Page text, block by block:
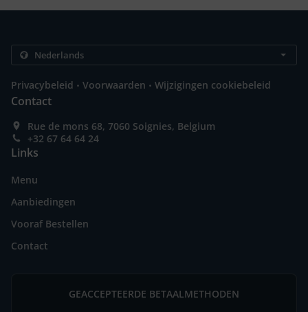
Privacybeleid . Voorwaarden . Wijzigingen cookiebeleid
Contact
Rue de mons 68, 7060 Soignies, Belgium
+32 67 64 64 24
Links
Menu
Aanbiedingen
Vooraf Bestellen
Contact
GEACCEPTEERDE BETAALMETHODEN